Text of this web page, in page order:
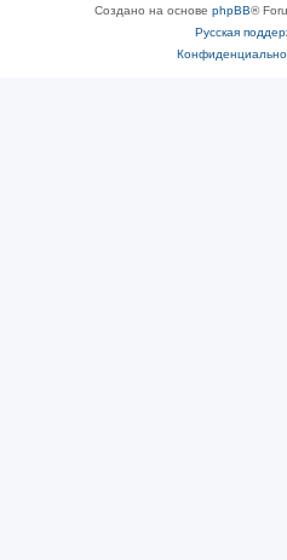
Создано на основе phpBB®
Русская